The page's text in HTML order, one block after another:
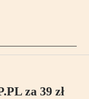
za 39 zł